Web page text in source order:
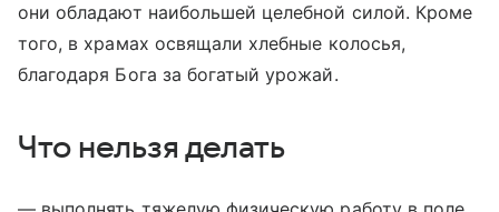
они обладают наибольшей целебной силой. Кроме
того, в храмах освящали хлебные колосья,
благодаря Бога за богатый урожай.
Что нельзя делать